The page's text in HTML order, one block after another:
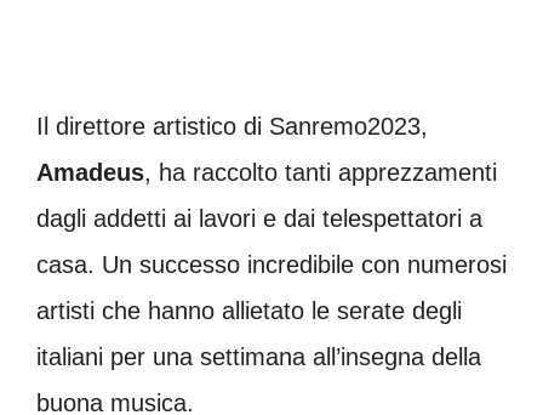
Il direttore artistico di Sanremo2023,
Amadeus, ha raccolto tanti apprezzamenti
dagli addetti ai lavori e dai telespettatori a
casa. Un successo incredibile con numerosi
artisti che hanno allietato le serate degli
italiani per una settimana all’insegna della
buona musica.